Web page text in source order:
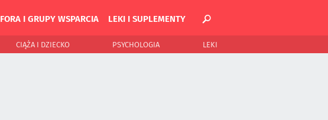
FORA I GRUPY WSPARCIA LEKI I SUPLEMENTY
CIĄŻA I DZIECKO PSYCHOLOGIA LEKI